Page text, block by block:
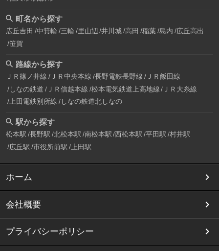
町名から探す
広丘吉田 中箕輪 三輪 里山辺 井川城 高田 稲葉 島内 広丘高出
笹賀
路線から探す
ＪＲ篠ノ井線 ＪＲ中央本線 長野電鉄長野線 ＪＲ飯田線
しなの鉄道 ＪＲ信越本線 松本電気鉄道上高地線
ＪＲ大糸線
上田電鉄別所線 しなの鉄道北しなの
駅から探す
松本駅 長野駅 北松本駅 南松本駅 西松本駅 平田駅 村井駅
広丘駅 市役所前駅 上田駅
ホーム
会社概要
プライバシーポリシー